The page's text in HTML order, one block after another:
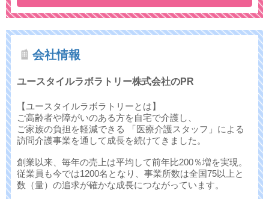
会社情報
ユースタイルラボラトリー株式会社のPR
【ユースタイルラボラトリーとは】
ご高齢者や障がいのある方を自宅で介護し、
ご家族の負担を軽減できる 「医療介護スタッフ」による
訪問介護事業を通して成長を続けてきました。
創業以来、毎年の売上は平均して前年比200％増を実現。
従業員も今では1200名となり、事業所数は全国75以上と
数（量）の追求が確かな成長につながっています。